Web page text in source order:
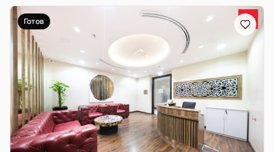
Готов